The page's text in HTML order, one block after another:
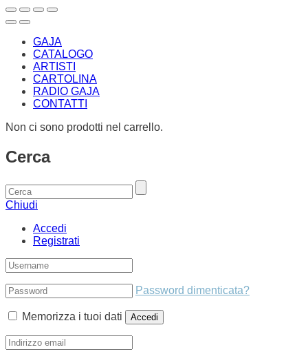
GAJA
CATALOGO
ARTISTI
CARTOLINA
RADIO GAJA
CONTATTI
Non ci sono prodotti nel carrello.
Cerca
Chiudi
Accedi
Registrati
Password dimenticata?
Memorizza i tuoi dati